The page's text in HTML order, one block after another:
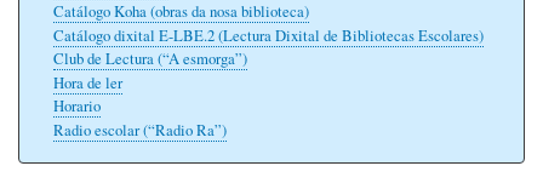
Catálogo Koha (obras da nosa biblioteca)
Catálogo dixital E-LBE.2 (Lectura Dixital de Bibliotecas Escolares)
Club de Lectura (“A esmorga”)
Hora de ler
Horario
Radio escolar (“Radio Ra”)